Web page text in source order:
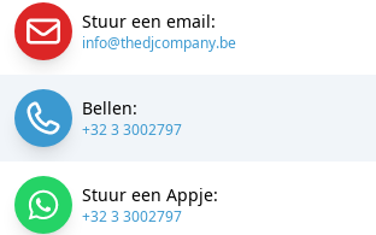
Stuur een email:
info@thedjcompany.be
Bellen:
+32 3 3002797
Stuur een Appje:
+32 3 3002797